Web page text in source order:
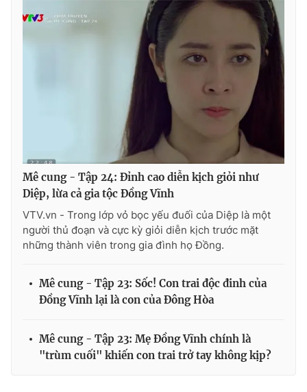
Mê cung - Tập 24: Đỉnh cao diễn kịch giỏi như
Diệp, lừa cả gia tộc Đồng Vĩnh
VTV.vn - Trong lớp vỏ bọc yếu đuối của Diệp là một
người thủ đoạn và cực kỳ giỏi diễn kịch trước mặt
những thành viên trong gia đình họ Đồng.
Mê cung - Tập 23: Sốc! Con trai độc đinh của
Đồng Vĩnh lại là con của Đông Hòa
Mê cung - Tập 23: Mẹ Đồng Vĩnh chính là
"trùm cuối" khiến con trai trở tay không kịp?